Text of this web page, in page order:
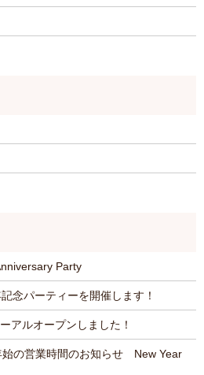
Party
念パーティーを開催します！
アルオープンしました！
始の営業時間のお知らせ New Year